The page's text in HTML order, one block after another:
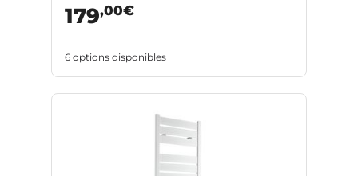
179,00€
6 options disponibles